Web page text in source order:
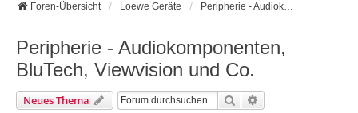
Foren-Übersicht Loewe Geräte Peripherie - Audiokomponenten, BluTech, Viewvision und Co.
Peripherie - Audiokomponenten,
BluTech, Viewvision und Co.
Neues Thema Suche